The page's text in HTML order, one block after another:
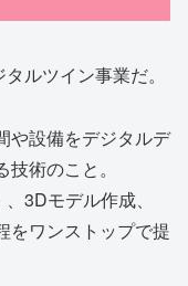
ルツイン事業だ。
や設備をデジタルデ
術のこと。
3Dモデル作成、
をワンストップで提